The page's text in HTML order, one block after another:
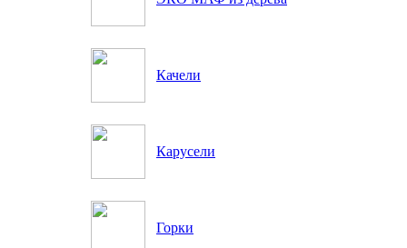
Качели
Карусели
Горки